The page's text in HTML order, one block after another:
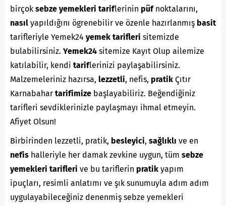
birçok sebze yemekleri tariflerinin püfnoktalarını,
nasıl yapıldığını ögrenebilir ve özenle hazırlanmış basit
tarifleriyle Yemek24 yemek tarifleri sitemizde
bulabilirsiniz. Yemek24 sitemize Kayıt Olup ailemize
katılabilir, kendi tariflerinizi paylaşabilirsiniz.
Malzemeleriniz hazırsa, lezzetli, nefis, pratik Çıtır
Karnabahar tarifimize başlayabiliriz. Beğendiğiniz
tarifleri sevdiklerinizle paylaşmayı ihmal etmeyin.
Afiyet Olsun!
Birbirinden lezzetli, pratik, besleyici, sağlıklı ve en
nefis halleriyle her damak zevkine uygun, tüm sebze
yemekleri tarifleri ve bu tariflerin pratik yapım
ipuçları, resimli anlatımı ve şık sunumuyla adım adım
uygulayabileceğiniz denenmiş sebze yemekleri